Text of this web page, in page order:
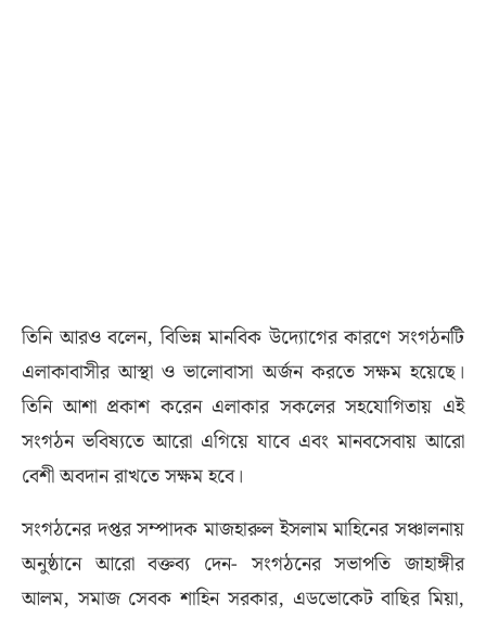
তিনি আরও বলেন, বিভিন্ন মানবিক উদ্যোগের কারণে সংগঠনটি
এলাকাবাসীর আস্থা ও ভালোবাসা অর্জন করতে সক্ষম হয়েছে।
তিনি আশা প্রকাশ করেন এলাকার সকলের সহযোগিতায় এই
সংগঠন ভবিষ্যতে আরো এগিয়ে যাবে এবং মানবসেবায় আরো
বেশী অবদান রাখতে সক্ষম হবে।
সংগঠনের দপ্তর সম্পাদক মাজহারুল ইসলাম মাহিনের সঞ্চালনায়
অনুষ্ঠানে আরো বক্তব্য দেন- সংগঠনের সভাপতি জাহাঙ্গীর
আলম, সমাজ সেবক শাহিন সরকার, এডভোকেট বাছির মিয়া,